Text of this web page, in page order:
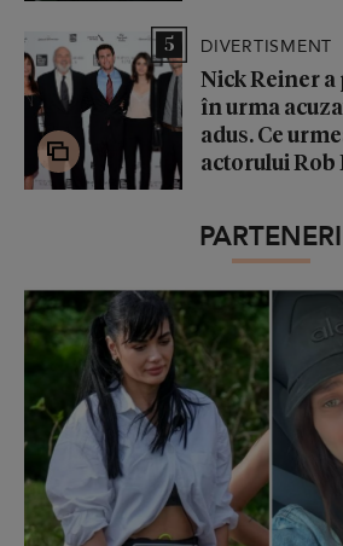
5 DIVERTISMENT
Nick Reiner
în urma
adus. Ce
actorului Rob
PARTENERI